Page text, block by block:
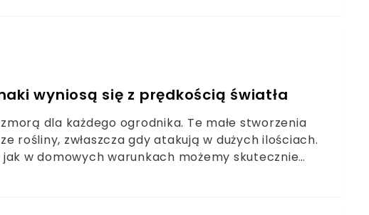
wyniosą się z prędkością światła
dla każdego ogrodnika. Te małe stworzenia
rośliny, zwłaszcza gdy atakują w dużych ilościach.
w domowych warunkach możemy skutecznie